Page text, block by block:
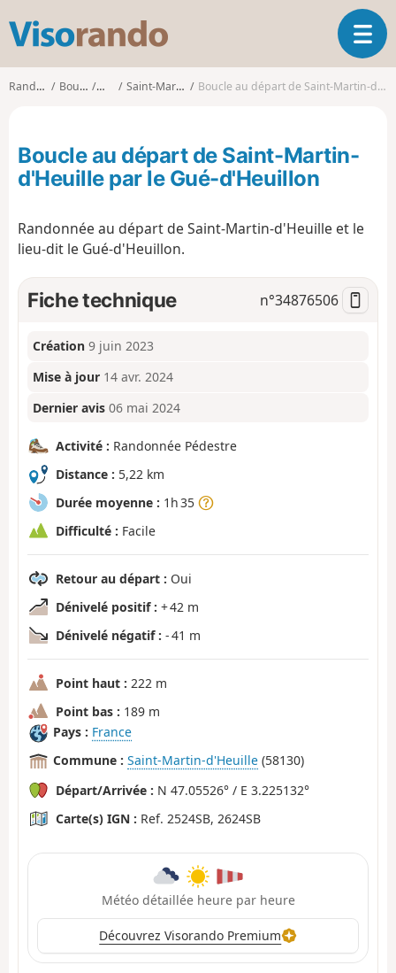
s
o
d
o
O
u
v
a
Randonnées Bourgogne NièvreSaint-Martin-d'Heuille Boucle au départ de Saint-Martin-d'Heuille par le Gué-d'Heuillon
Boucle au départ de Saint-Martin-
d'Heuille par le Gué-d'Heuillon
Randonnée au départ de Saint-Martin-d'Heuille et le
lieu-dit le Gué-d'Heuillon.
Fiche technique n°34876506
Création 9 juin 2023
Mise à jour 14 avr. 2024
Dernier avis 06 mai 2024
Activité : Randonnée Pédestre
Distance : 5,22 km
Durée moyenne : 1h 35
Difficulté : Facile
Retour au départ : Oui
Dénivelé positif : + 42 m
Dénivelé négatif : - 41 m
Point haut : 222 m
Point bas : 189 m
Pays : France
Commune : Saint-Martin-d'Heuille (58130)
Départ/Arrivée : N 47.05526° / E 3.225132°
Carte(s) IGN : Ref. 2524SB, 2624SB
Météo détaillée heure par heure
Découvrez Visorando Premium